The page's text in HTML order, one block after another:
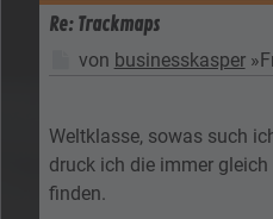
Re: Trackmaps
Beitrag
von businesskasper»
Weltklasse, sowas such
druck ich die immer
finden.